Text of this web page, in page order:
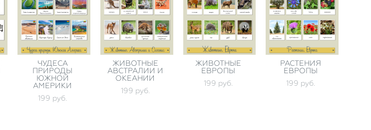
ЧУДЕСА
ПРИРОДЫ
ЮЖНОЙ
АМЕРИКИ
199 pуб.
ЖИВОТНЫЕ
АВСТРАЛИИ И
ОКЕАНИИ
199 pуб.
ЖИВОТНЫЕ
ЕВРОПЫ
199 pуб.
РАСТЕНИЯ
ЕВРОПЫ
199 pуб.